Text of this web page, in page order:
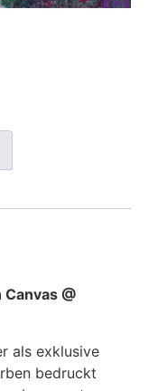
@
als exklusive
bedruckt